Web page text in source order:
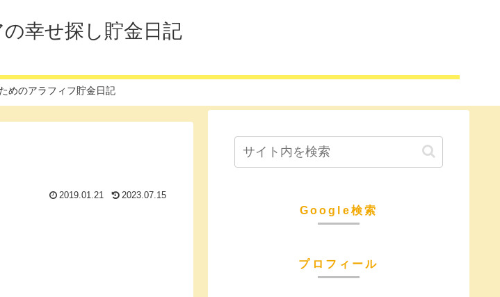
幸せ探し貯金日記
めのアラフィフ貯金日記
2019.01.21 2023.07.15
Google検索
プロフィール